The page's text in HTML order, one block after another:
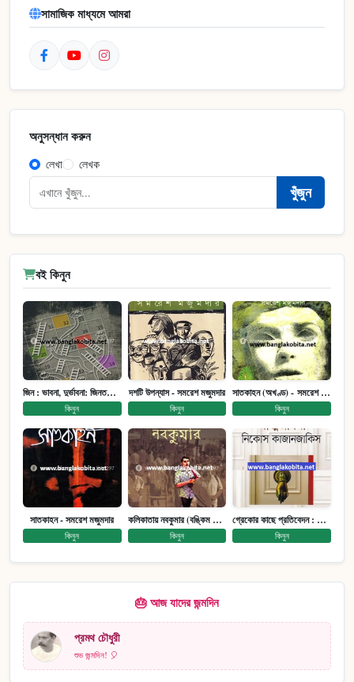
সামাজিক মাধ্যমে আমরা
অনুসন্ধান করুন
লেখা লেখক
খুঁজুন
বই কিনুন
জিন : ভাবনা, দুর্ভাবনা: জিনতত্ত্ব সমাজ ইতিহাস (পেপারব্যাক)
কিনুন
দশটি উপন্যাস - সমরেশ মজুমদার
কিনুন
সাতকাহন (অখণ্ড) - সমরেশ মজুমদার
কিনুন
সাতকাহন - সমরেশ মজুমদার
কিনুন
কলিকাতায় নবকুমার (বঙ্কিম পুরষ্কারে সম্মানিত)(মানবিক মেগা উপন্যাস)
কিনুন
গ্রেকোর কাছে প্রতিবেদন : আত্মজীবনী
কিনুন
🎂 আজ যাদের জন্মদিন
প্রমথ চৌধুরী
শুভ জন্মদিন! 🎈